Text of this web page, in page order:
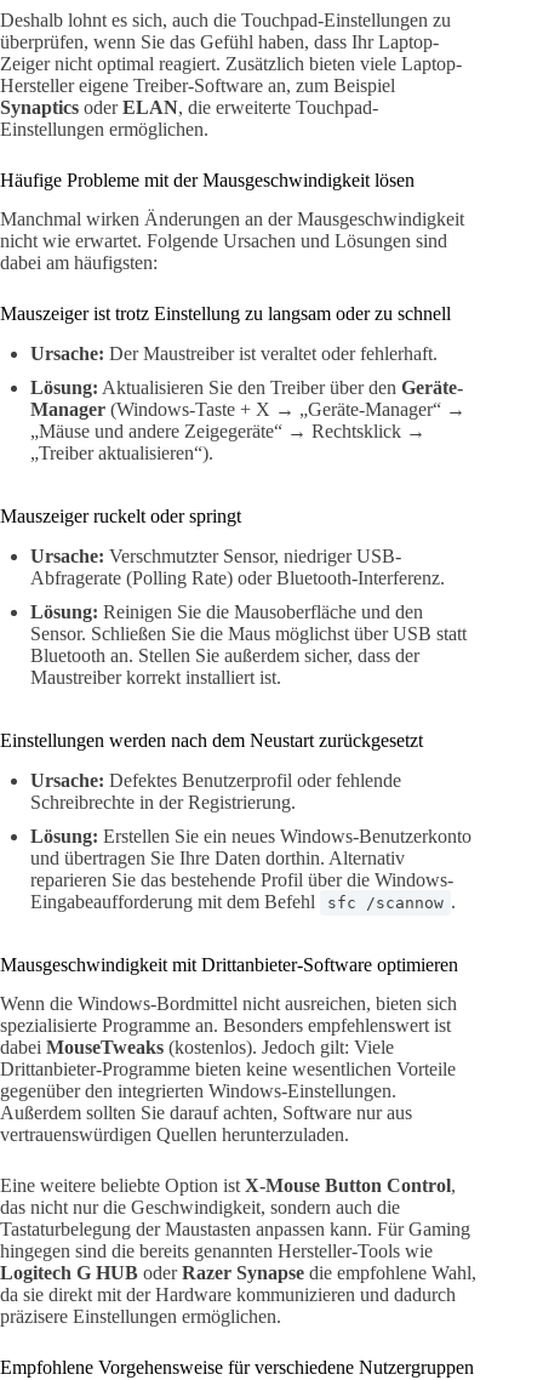
Deshalb lohnt es sich, auch die Touchpad-Einstellungen zu
überprüfen, wenn Sie das Gefühl haben, dass Ihr Laptop-
Zeiger nicht optimal reagiert. Zusätzlich bieten viele Laptop-
Hersteller eigene Treiber-Software an, zum Beispiel
Synaptics oderELAN, die erweiterte Touchpad-
Einstellungen ermöglichen.
Häufige Probleme mit der Mausgeschwindigkeit lösen
Manchmal wirken Änderungen an der Mausgeschwindigkeit
nicht wie erwartet. Folgende Ursachen und Lösungen sind
dabei am häufigsten:
Mauszeiger ist trotz Einstellung zu langsam oder zu schnell
Ursache: Der Maustreiber ist veraltet oder fehlerhaft.
Lösung: Aktualisieren Sie den Treiber über den Geräte-
Manager (Windows-Taste + X → „Geräte-Manager“ →
„Mäuse und andere Zeigegeräte“ → Rechtsklick →
„Treiber aktualisieren“).
Mauszeiger ruckelt oder springt
Ursache: Verschmutzter Sensor, niedriger USB-
Abfragerate (Polling Rate) oder Bluetooth-Interferenz.
Lösung: Reinigen Sie die Mausoberfläche und den
Sensor. Schließen Sie die Maus möglichst über USB statt
Bluetooth an. Stellen Sie außerdem sicher, dass der
Maustreiber korrekt installiert ist.
Einstellungen werden nach dem Neustart zurückgesetzt
Ursache: Defektes Benutzerprofil oder fehlende
Schreibrechte in der Registrierung.
Lösung: Erstellen Sie ein neues Windows-Benutzerkonto
und übertragen Sie Ihre Daten dorthin. Alternativ
reparieren Sie das bestehende Profil über die Windows-
Eingabeaufforderung mit dem Befehl
sfc /scannow .
Mausgeschwindigkeit mit Drittanbieter-Software optimieren
Wenn die Windows-Bordmittel nicht ausreichen, bieten sich
spezialisierte Programme an. Besonders empfehlenswert ist
dabei MouseTweaks (kostenlos). Jedoch gilt: Viele
Drittanbieter-Programme bieten keine wesentlichen Vorteile
gegenüber den integrierten Windows-Einstellungen.
Außerdem sollten Sie darauf achten, Software nur aus
vertrauenswürdigen Quellen herunterzuladen.
Eine weitere beliebte Option istX-Mouse Button Control,
das nicht nur die Geschwindigkeit, sondern auch die
Tastaturbelegung der Maustasten anpassen kann. Für Gaming
hingegen sind die bereits genannten Hersteller-Tools wie
Logitech G HUB oderRazer Synapse die empfohlene Wahl,
da sie direkt mit der Hardware kommunizieren und dadurch
präzisere Einstellungen ermöglichen.
Empfohlene Vorgehensweise für verschiedene Nutzergruppen